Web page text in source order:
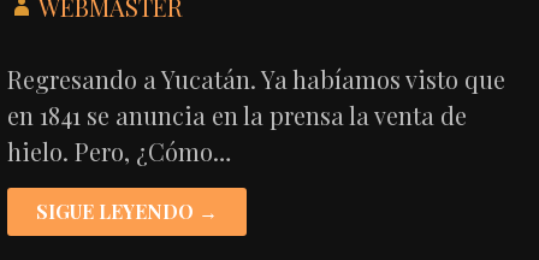
WEBMASTER
Regresando a Yucatán. Ya habíamos visto que
en 1841 se anuncia en la prensa la venta de
hielo. Pero, ¿Cómo…
SIGUE LEYENDO →